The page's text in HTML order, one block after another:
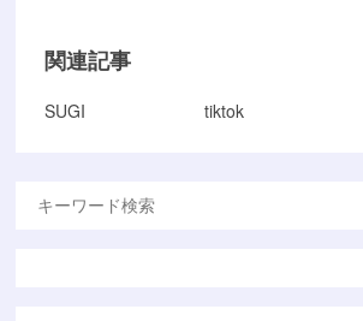
関連記事
SUGI tiktok